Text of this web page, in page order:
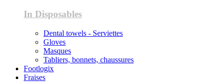
In Disposables
Dental towels - Serviettes
Gloves
Masques
Tabliers, bonnets, chaussures
Footlogix
Fraises